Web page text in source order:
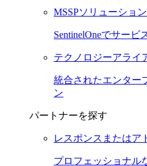
MSSPソリューショ
SentinelOneでサービ
テクノロジーアライ
統合されたエンター
ン
パートナーを探す
レスポンスまたはア
プロフェッショナル